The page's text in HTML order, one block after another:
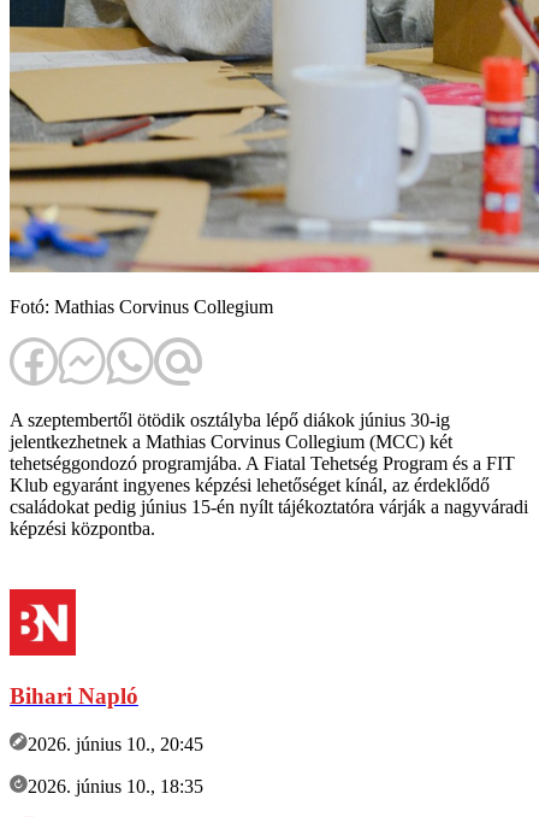
Fotó: Mathias Corvinus Collegium
A szeptembertől ötödik osztályba lépő diákok június 30-ig
jelentkezhetnek a Mathias Corvinus Collegium (MCC) két
tehetséggondozó programjába. A Fiatal Tehetség Program és a FIT
Klub egyaránt ingyenes képzési lehetőséget kínál, az érdeklődő
családokat pedig június 15-én nyílt tájékoztatóra várják a nagyváradi
képzési központba.
Bihari Napló
2026. június 10., 20:45
2026. június 10., 18:35